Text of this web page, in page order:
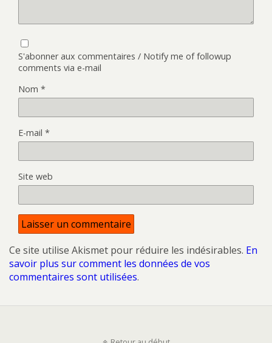
S'abonner aux commentaires / Notify me of followup
comments via e-mail
Nom *
E-mail *
Site web
Ce site utilise Akismet pour réduire les indésirables. En
savoir plus sur comment les données de vos
commentaires sont utilisées.